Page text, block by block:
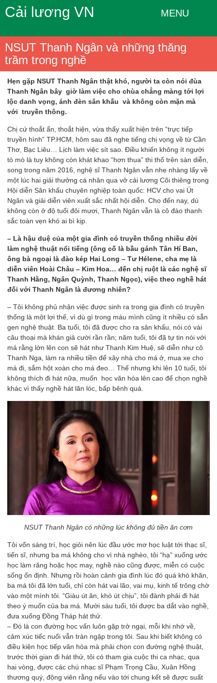
Cải lương VN MENU
NSUT Thanh Ngân và những thăng
trầm trong nghề
Hẹn gặp NSUT Thanh Ngân thật khó, người ta còn nói đùa
Thanh Ngân bây giờ làm việc cho chùa chẳng màng tới lợi
lộc danh vọng, ánh đèn sân khấu và không còn mặn mà
với truyền thông.
Chị cứ thoắt ẩn, thoắt hiện, vừa thấy xuất hiện trên “trực tiếp
truyền hình” TP.HCM, hôm sau đã nghe tiếng chị vọng về từ Cần
Thơ, Bạc Liêu… Lịch làm việc sít sao. Ðiều khiến không ít người
tò mò là tuy không còn khát khao “hơn thua” thi thố trên sàn diễn,
song trong năm 2016, nghệ sĩ Thanh Ngân vẫn nhẹ nhàng lấy về
một lúc hai giải thưởng cá nhân qua vở cải lương Cõi thiêng trong
Hội diễn Sân khấu chuyên nghiệp toàn quốc: HCV cho vai Út
Ngân và giải diễn viên xuất sắc nhất hội diễn. Cho đến nay, dù
không còn ở độ tuổi đôi mươi, Thanh Ngân vẫn là cô đào thanh
sắc toàn vẹn khó ai bì kịp.
– Là hậu duệ của một gia đình có truyền thống nhiều đời
làm nghệ thuật nổi tiếng (ông cố là bầu gánh Tân Hí Ban,
ông bà ngoại là đào kép Hai Long – Tư Hélene, cha mẹ là
diễn viên Hoài Châu – Kim Hoa… đến chị ruột là các nghệ sĩ
Thanh Hằng, Ngân Quỳnh, Thanh Ngọc), việc theo nghề hát
đối với Thanh Ngân là đương nhiên?
– Tôi không phủ nhận việc được sinh ra trong gia đình có truyền
thống là một lợi thế, vì dù gì trong máu mình cũng ít nhiều có sẵn
gen nghệ thuật. Ba tuổi, tôi đã được cho ra sân khấu, nói có vài
câu thoại mà khán giả cười rần rần; năm tuổi, tôi đã tự tin nói với
má rằng lớn lên con sẽ hát như Thanh Kim Huệ, sẽ diễn như cô
Thanh Nga, làm ra nhiều tiền để xây nhà cho má ở, mua xe cho
má đi, sắm hột xoàn cho má đeo… Thế nhưng khi lên 10 tuổi, tôi
không thích đi hát nữa, muốn học văn hóa lên cao để chọn nghề
khác vì thấy nghề hát lăn lóc, bấp bênh quá.
NSUT Thanh Ngân có những lúc không đủ tiền ăn cơm
Tôi vốn sáng trí, học giỏi nên lúc đầu ước mơ học luật tới thạc sĩ,
tiến sĩ, nhưng ba má không cho vì nhà nghèo, tôi “hạ” xuống ước
học làm răng hoặc học may, nghề nào cũng được, miễn có cuộc
sống ổn định. Nhưng rồi hoàn cảnh gia đình lúc đó quá khó khăn,
ba má tôi đã lớn tuổi, chỉ còn hát vai lão, vai mụ, kinh tế trông chờ
vào một mình tôi. “Giàu út ăn, khó út chịu”, tôi đành phải đi hát
theo ý muốn của ba má. Mười sáu tuổi, tôi được ba dắt vào nghề,
đưa xuống Ðồng Tháp hát thử.
– Ðó là con đường học vấn luôn gặp trở ngại, mỗi khi nhớ về,
cảm xúc tiếc nuối vẫn tràn ngập trong tôi. Sau khi biết không có
điều kiện học tiếp văn hóa mà phải chọn con đường nghệ thuật,
trước thời gian đi hát thử, tôi có tham gia cuộc thi ca nhạc, qua
hai vòng, được các chú nhạc sĩ Phạm Trọng Cầu, Xuân Hồng
thương quý, động viên rằng nếu vào tới chung kết sẽ được suất